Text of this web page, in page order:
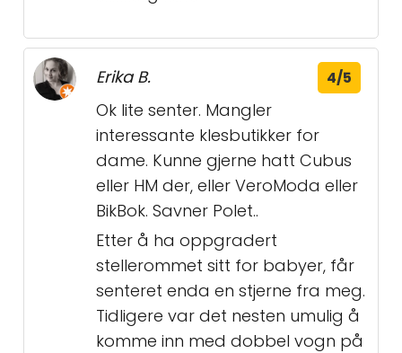
Erika B. 4/5
Ok lite senter. Mangler
interessante klesbutikker for
dame. Kunne gjerne hatt Cubus
eller HM der, eller VeroModa eller
BikBok. Savner Polet..
Etter å ha oppgradert
stellerommet sitt for babyer, får
senteret enda en stjerne fra meg.
Tidligere var det nesten umulig å
komme inn med dobbel vogn på